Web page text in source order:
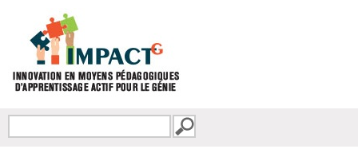
FORMULAIRE DE